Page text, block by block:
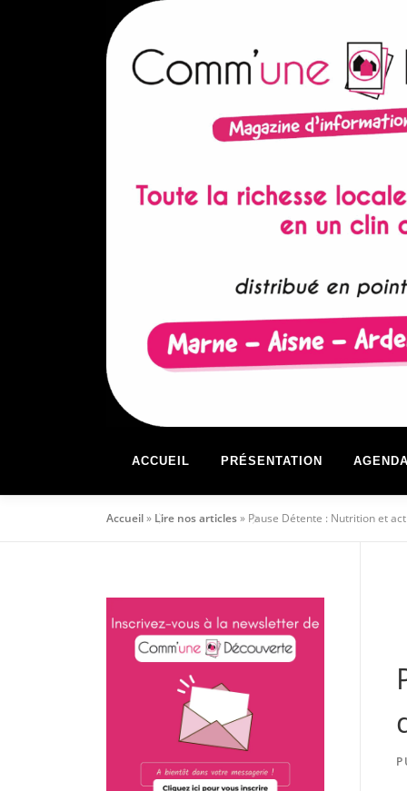
ACCUEIL PRÉSENTATION
Accueil» Lire nos articles» Pause Détente : Nutrition et